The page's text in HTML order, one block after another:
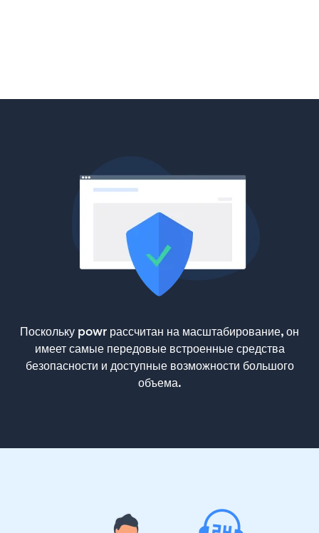
Поскольку powr рассчитан на масштабирование, он
имеет самые передовые встроенные средства
безопасности и доступные возможности большого
объема.